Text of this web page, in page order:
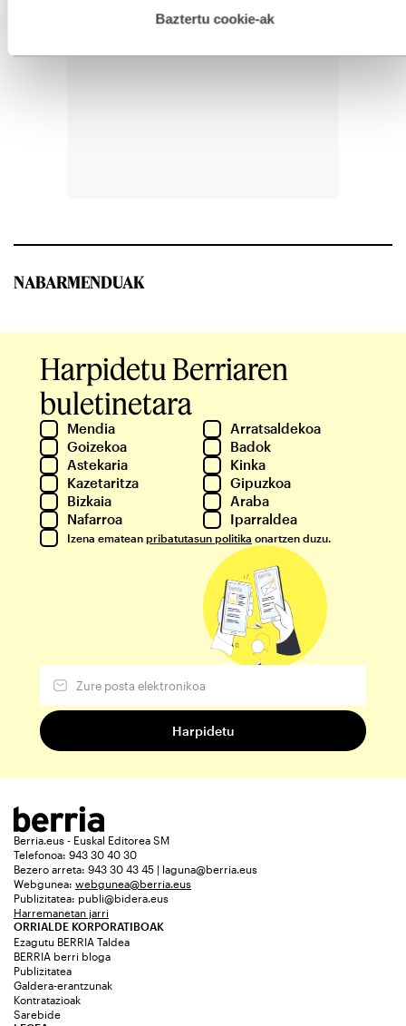
esplizitua ematen diguzu.Gehiago irakurri
Baztertu cookie-ak
NABARMENDUAK
Harpidetu Berriaren
buletinetara
Mendia
Arratsaldekoa
Goizekoa
Badok
Astekaria
Kinka
Kazetaritza
Gipuzkoa
Bizkaia
Araba
Nafarroa
Iparraldea
Izena ematean pribatutasun politika onartzen duzu.
Berria.eus - Euskal Editorea SM
Telefonoa: 943 30 40 30
Bezero arreta: 943 30 43 45 | laguna@berria.eus
Webgunea: webgunea@berria.eus
Publizitatea: publi@bidera.eus
Harremanetan jarri
ORRIALDE KORPORATIBOAK
Ezagutu BERRIA Taldea
BERRIA berri bloga
Publizitatea
Galdera-erantzunak
Kontratazioak
Sarebide